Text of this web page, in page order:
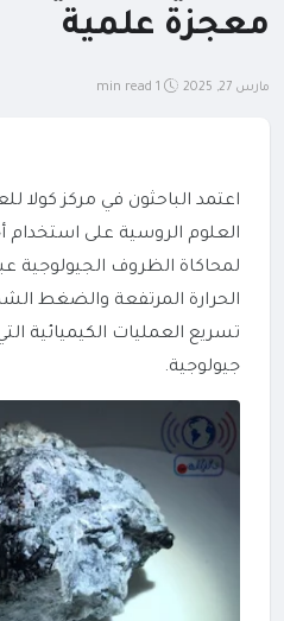
معجزة علمية
مارس 27, 2025 1 min read
اعتمد الباحثون في مركز كولا
العلوم الروسية على استخدام
لمحاكاة الظروف الجيولوجية
الحرارة المرتفعة والضغط
تسريع العمليات الكيميائية
جيولوجية.